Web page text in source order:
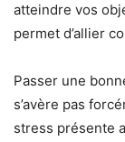
atteindre vos
permet d’allier
Passer une
s’avère pas
stress présente